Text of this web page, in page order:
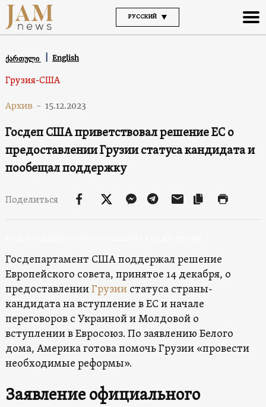
РУССКИЙ
ქართული English
Грузия-США
Архив - 15.12.2023
Госдеп США приветствовал решение ЕС о
предоставлении Грузии статуса кандидата и
пообещал поддержку
Поделиться
Госдепартамент США поддержал решение
Европейского совета, принятое 14 декабря, о
предоставленииГрузиистатуса страны-
кандидата на вступление в ЕС и начале
переговоров с Украиной и Молдовой о
вступлении в Евросоюз. По заявлению Белого
дома, Америка готова помочь Грузии «провести
необходимые реформы».
Заявление официального